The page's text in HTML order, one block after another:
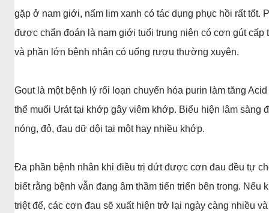
gặp ở nam giới, nấm lim xanh có tác dụng phục hồi rất tốt.
được chẩn đoán là nam giới tuổi trung niên có cơn gút cấp
và phần lớn bệnh nhân có uống rượu thường xuyên.
Gout là một bệnh lý rối loạn chuyển hóa purin làm tăng
thể muối Urát tại khớp gây viêm khớp. Biểu hiện lâm sàng
nóng, đỏ, đau dữ dội tại một hay nhiều khớp.
Đa phần bệnh nhân khi điều trị dứt được cơn đau đều tự
biết rằng bệnh vẫn đang âm thầm tiến triển bên trong. Nếu
triệt để, các cơn đau sẽ xuất hiện trở lại ngày càng nhiều